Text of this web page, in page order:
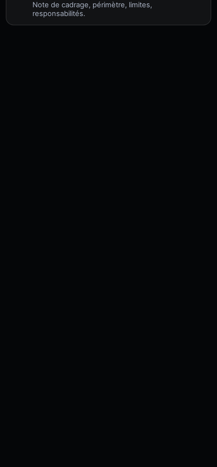
Note de cadrage, périmètre, limites,
responsabilités.